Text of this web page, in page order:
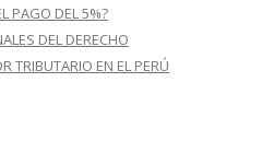
PAGO DEL 5%?
DEL DERECHO
TRIBUTARIO EN EL PERÚ